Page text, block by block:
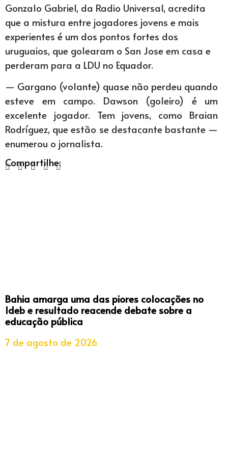
Gonzalo Gabriel, da Radio Universal, acredita
que a mistura entre jogadores jovens e mais
experientes é um dos pontos fortes dos
uruguaios, que golearam o San Jose em casa e
perderam para a LDU no Equador.
— Gargano (volante) quase não perdeu quando
esteve em campo. Dawson (goleiro) é um
excelente jogador. Tem jovens, como Braian
Rodríguez, que estão se destacante bastante —
enumerou o jornalista.
Compartilhe:
Bahia amarga uma das piores colocações no
Ideb e resultado reacende debate sobre a
educação pública
7 de agosto de 2026